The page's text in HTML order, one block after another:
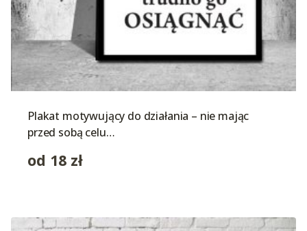
Plakat motywujący do działania – nie mając
przed sobą celu…
od 18 zł